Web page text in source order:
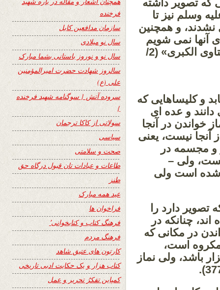
که تصویر داشته
وسلم نیز تا
نشدند، و همچنین
آنها نمی شویم
درحالیکه در آنجا تصاویر وجود دارد». « الفتاوی الکبری» (2/
و کلیساهایی که
و عده ای
خواندن در آنجا
آنجا نیست، یعنی
و مجسمه در
ولی –
شده است ولی
تصویر دارد را
چنانکه در
در مکانی که
مکروه است،
باشد، ولی نماز
فرخنده
سازمان مدافعین کابل
سال نو میلادی
سال نو و نوروز باستانی بشما مبارک
سالروز شهادت حضرت امیرالمؤمنین
علی (ع)
سروده آتش { سوگنامه شهید فرخنده
}
سولاتی از کاکا ترجمان
سیاسی
صحت و سلامتی
طاعات و عبادات تان قبول درگاه حق
طنز
عید همه مبارک
فراخوان ها
فرهنگ کتاب و کتابخوانی٬
فرهنگ مردم
کارتون های عتیق شاهد
کتاب هزار و یک حکایت ادبی تاریخی
کمپاین تفکرُ تحریر و عمل